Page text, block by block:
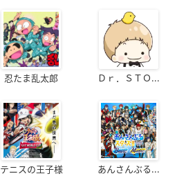
忍たま乱太郎 Ｄｒ．ＳＴＯ...
テニスの王子様 あんさんぶる...